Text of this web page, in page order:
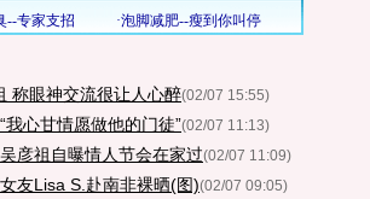
称眼神交流很让人心醉(02/07 15:55)
心甘情愿做他的门徒”(02/07 11:13)
彦祖自曝情人节会在家过(02/07 11:09)
友Lisa S.赴南非裸晒(图)(02/07 09:05)